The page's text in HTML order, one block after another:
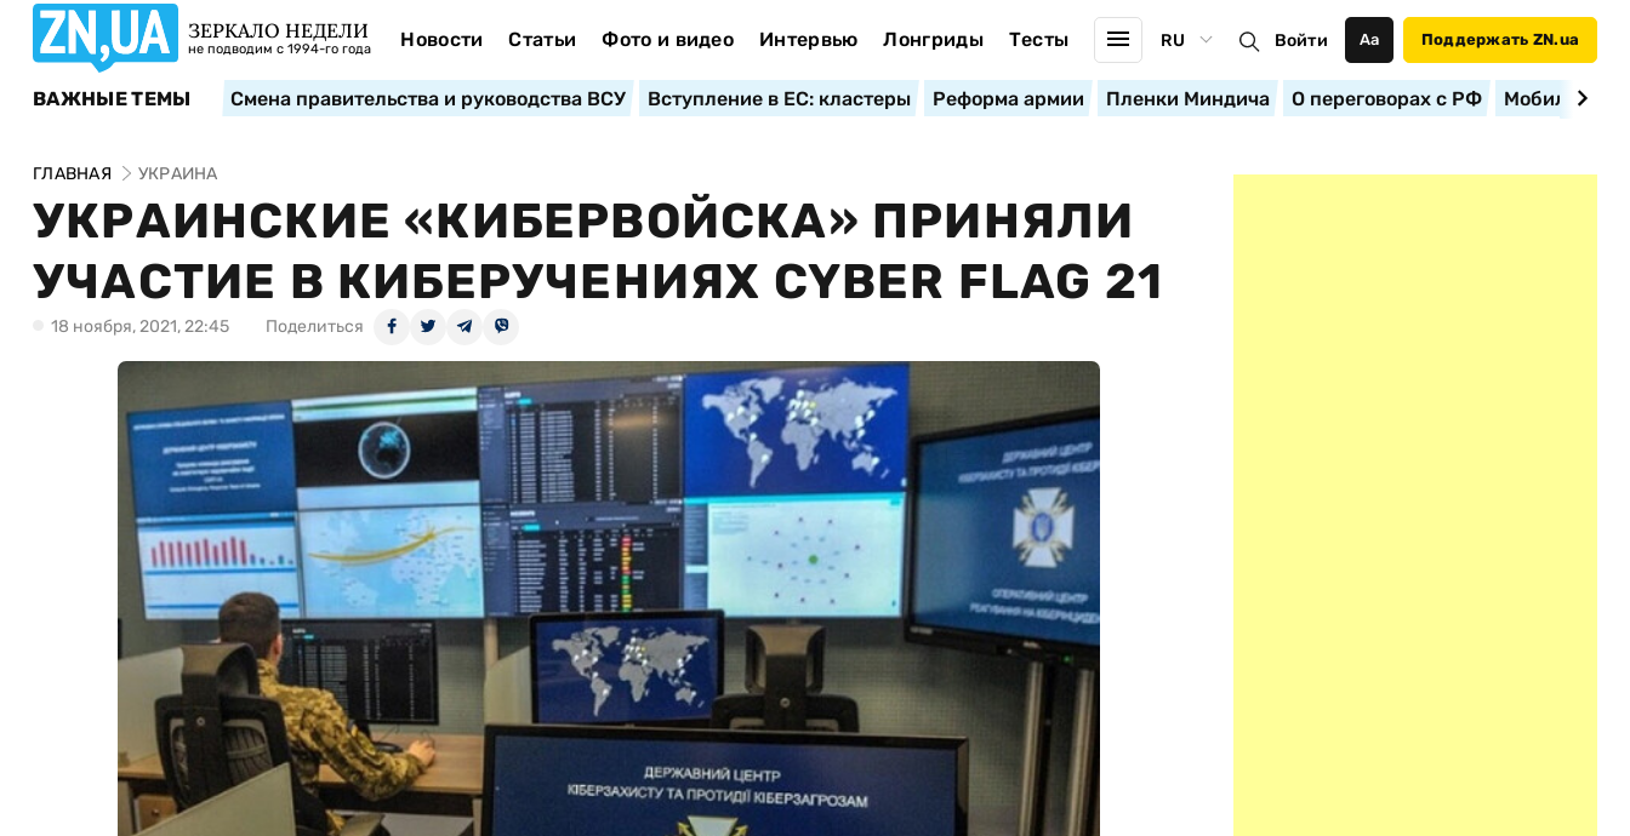
ЗЕРКАЛО НЕДЕЛИ
не подводим с 1994-го года Новости Статьи Фото и видео Интервью Лонгриды Тесты RU Войти Аа Поддержать ZN.ua
ВАЖНЫЕ ТЕМЫ Смена правительства и руководства ВСУ Вступление в ЕС: кластеры Реформа армии Пленки Миндича О переговорах с РФ
ГЛАВНАЯ УКРАИНА
УКРАИНСКИЕ «КИБЕРВОЙСКА» ПРИНЯЛИ
УЧАСТИЕ В КИБЕРУЧЕНИЯХ CYBER FLAG 21
18 ноября, 2021, 22:45 Поделиться